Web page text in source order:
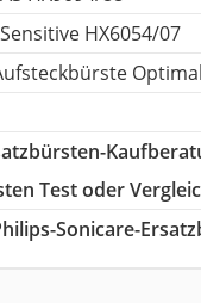
HX6054/07
Test oder
Sonicare-